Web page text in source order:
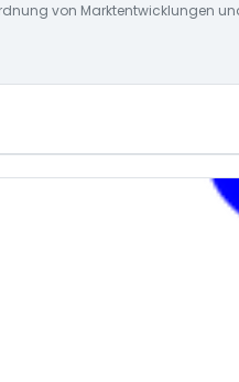
von Marktentwicklungen